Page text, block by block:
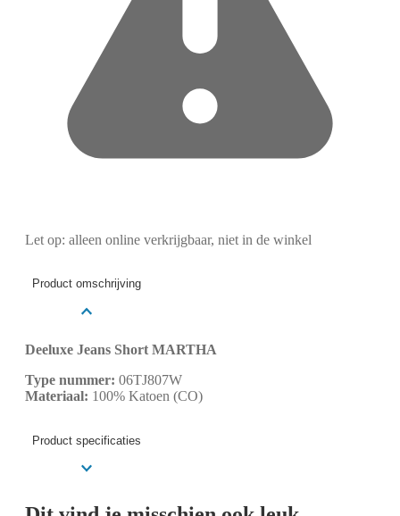
Let op: alleen online verkrijgbaar, niet in de winkel
Product omschrijving
Deeluxe Jeans Short MARTHA
Type nummer: 06TJ807W
Materiaal: 100% Katoen (CO)
Product specificaties